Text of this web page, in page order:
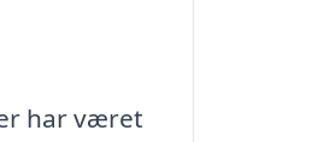
har været